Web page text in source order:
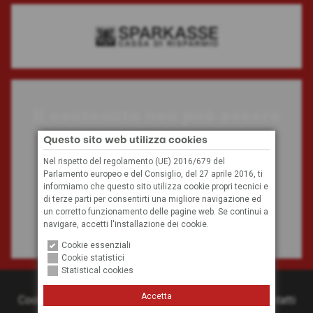
visualizzato
A causa delle tue impostazioni, non possiamo
visualizzare questo contenuto.
© 2026Hockey Club Bolzano
Cookies
Credits Condizioni generali Contatti
Questo sito web utilizza cookies
Nel rispetto del regolamento (UE) 2016/679 del
Parlamento europeo e del Consiglio, del 27 aprile 2016, ti
informiamo che questo sito utilizza cookie propri tecnici e
di terze parti per consentirti una migliore navigazione ed
un corretto funzionamento delle pagine web. Se continui a
navigare, accetti l'installazione dei cookie.
Cookie essenziali
Cookie statistici
Statistical cookies
Accetta